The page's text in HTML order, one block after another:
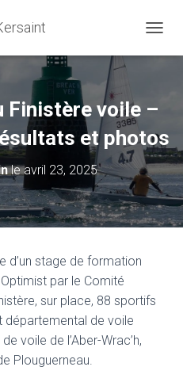
Finistère voile –
et photos
leavril 23, 2025
d’un stage de formation
par le Comité
sur place, 88 sportifs
départemental de voile
voile de l’Aber-Wrac’h,
Plouguerneau.